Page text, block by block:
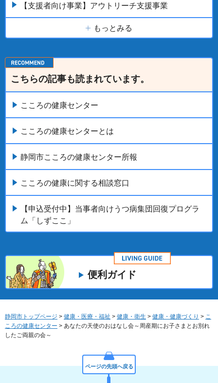
【支援者向け事業】アウトリーチ支援事業
もっとみる
こちらの記事も読まれています。
こころの健康センター
こころの健康センターとは
静岡市こころの健康センター所報
こころの健康に関する相談窓口
【申込受付中】当事者向けうつ病集団回復プログラ
ム「しずここ」
便利ガイド
静岡市トップページ > 健康・医療・福祉 > 健康・衛生 > 健康・健康づくり > こ
ころの健康センター > あなたの天使のおはなし会～周産期にお子さまとお別れ
したご両親の会～
ページの先頭へ戻る